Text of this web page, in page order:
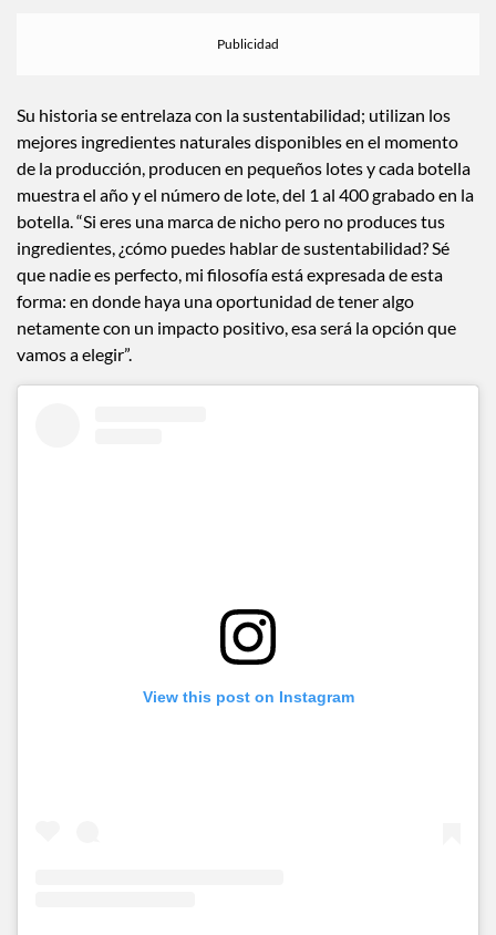
Su historia se entrelaza con la sustentabilidad; utilizan los
mejores ingredientes naturales disponibles en el momento
de la producción, producen en pequeños lotes y cada botella
muestra el año y el número de lote, del 1 al 400 grabado en la
botella. “Si eres una marca de nicho pero no produces tus
ingredientes, ¿cómo puedes hablar de sustentabilidad? Sé
que nadie es perfecto, mi filosofía está expresada de esta
forma: en donde haya una oportunidad de tener algo
netamente con un impacto positivo, esa será la opción que
vamos a elegir”.
View this post on Instagram